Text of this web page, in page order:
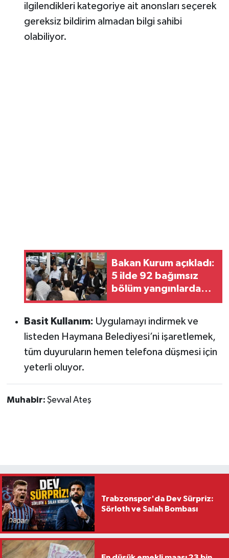
ilgilendikleri kategoriye ait anonsları seçerek
gereksiz bildirim almadan bilgi sahibi
olabiliyor.
Bakan Kurum açıkladı:
5 ilde 92 bağımsız
bölüm yangınlarda
ağır hasar gördü
Basit Kullanım: Uygulamayı indirmek ve
listeden Haymana Belediyesi’ni işaretlemek,
tüm duyuruların hemen telefona düşmesi için
yeterli oluyor.
Muhabir: Şevval Ateş
Trabzonspor'da Dev Sürpriz:
Sörloth ve Salah Bombası